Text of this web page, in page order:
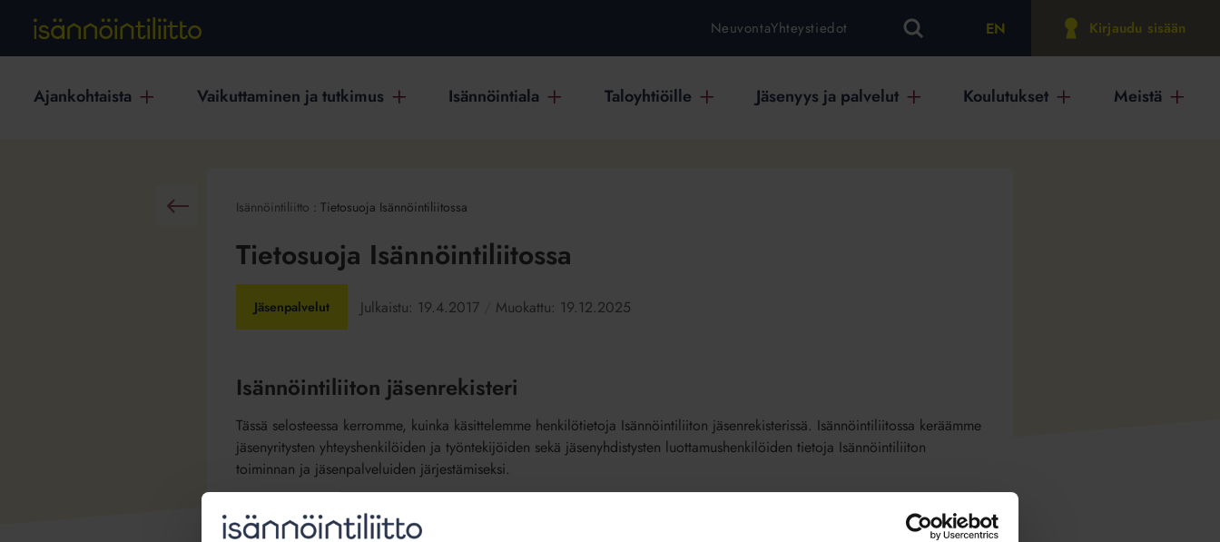
NeuvontaYhteystiedot EN Kirjaudu sisään
Ajankohtaista Vaikuttaminen ja tutkimus Isännöintiala Taloyhtiöille Jäsenyys ja palvelut Koulutukset Meistä
Takaisin Isännöintiliitto : Tietosuoja Isännöintiliitossa
Tietosuoja Isännöintiliitossa
Jäsenpalvelut Julkaistu: 19.4.2017 Muokattu: 19.12.2025
Isännöintiliiton jäsenrekisteri
Tässä selosteessa kerromme, kuinka käsittelemme henkilötietoja Isännöintiliiton jäsenrekisterissä. Isännöintiliitossa keräämme
jäsenyritysten yhteyshenkilöiden ja työntekijöiden sekä jäsenyhdistysten luottamushenkilöiden tietoja Isännöintiliiton
toiminnan ja jäsenpalveluiden järjestämiseksi.